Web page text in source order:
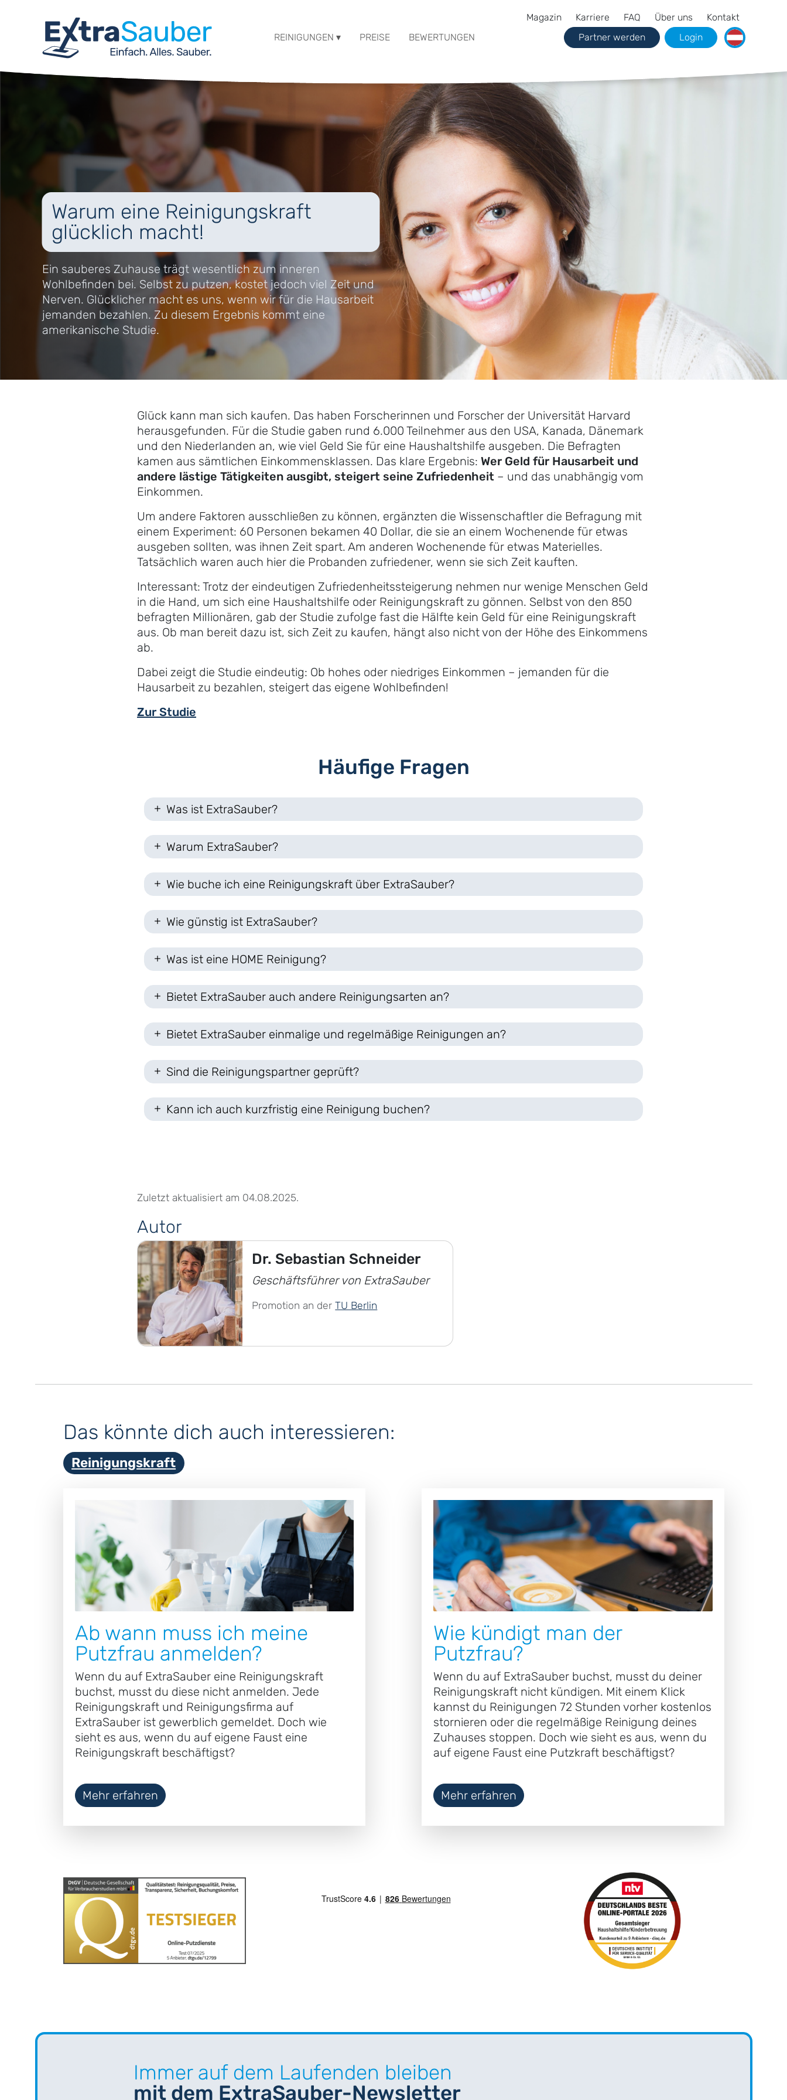
Magazin Karriere FAQ Über uns
Kontakt
REINIGUNGEN ▾
PREISE BEWERTUNGEN Partner werden Login
Warum eine Reinigungskraft
glücklich macht!
Ein sauberes Zuhause trägt wesentlich zum inneren
Wohlbefinden bei. Selbst zu putzen, kostet jedoch viel Zeit und
Nerven. Glücklicher macht es uns, wenn wir für die Hausarbeit
jemanden bezahlen. Zu diesem Ergebnis kommt eine
amerikanische Studie.
Glück kann man sich kaufen. Das haben Forscherinnen und Forscher der Universität Harvard
herausgefunden. Für die Studie gaben rund 6.000 Teilnehmer aus den USA, Kanada, Dänemark
und den Niederlanden an, wie viel Geld Sie für eine Haushaltshilfe ausgeben. Die Befragten
kamen aus sämtlichen Einkommensklassen. Das klare Ergebnis: Wer Geld für Hausarbeit und
andere lästige Tätigkeiten ausgibt, steigert seine Zufriedenheit – und das unabhängig vom
Einkommen.
Um andere Faktoren ausschließen zu können, ergänzten die Wissenschaftler die Befragung mit
einem Experiment: 60 Personen bekamen 40 Dollar, die sie an einem Wochenende für etwas
ausgeben sollten, was ihnen Zeit spart. Am anderen Wochenende für etwas Materielles.
Tatsächlich waren auch hier die Probanden zufriedener, wenn sie sich Zeit kauften.
Interessant: Trotz der eindeutigen Zufriedenheitssteigerung nehmen nur wenige Menschen Geld
in die Hand, um sich eine Haushaltshilfe oder Reinigungskraft zu gönnen. Selbst von den 850
befragten Millionären, gab der Studie zufolge fast die Hälfte kein Geld für eine Reinigungskraft
aus. Ob man bereit dazu ist, sich Zeit zu kaufen, hängt also nicht von der Höhe des Einkommens
ab.
Dabei zeigt die Studie eindeutig: Ob hohes oder niedriges Einkommen – jemanden für die
Hausarbeit zu bezahlen, steigert das eigene Wohlbefinden!
Zur Studie
Häufige Fragen
Was ist ExtraSauber?
Warum ExtraSauber?
Wie buche ich eine Reinigungskraft über ExtraSauber?
Wie günstig ist ExtraSauber?
Was ist eine HOME Reinigung?
Bietet ExtraSauber auch andere Reinigungsarten an?
Bietet ExtraSauber einmalige und regelmäßige Reinigungen an?
Sind die Reinigungspartner geprüft?
Kann ich auch kurzfristig eine Reinigung buchen?
Zuletzt aktualisiert am 04.08.2025.
Autor
Dr. Sebastian Schneider
Geschäftsführer von ExtraSauber
Promotion an derTU Berlin
Das könnte dich auch interessieren:
Reinigungskraft
Ab wann muss ich meine
Putzfrau anmelden?
Wenn du auf ExtraSauber eine Reinigungskraft
buchst, musst du diese nicht anmelden. Jede
Reinigungskraft und Reinigungsfirma auf
ExtraSauber ist gewerblich gemeldet. Doch wie
sieht es aus, wenn du auf eigene Faust eine
Reinigungskraft beschäftigst?
Mehr erfahren
Wie kündigt man der
Putzfrau?
Wenn du auf ExtraSauber buchst, musst du deiner
Reinigungskraft nicht kündigen. Mit einem Klick
kannst du Reinigungen 72 Stunden vorher kostenlos
stornieren oder die regelmäßige Reinigung deines
Zuhauses stoppen. Doch wie sieht es aus, wenn du
auf eigene Faust eine Putzkraft beschäftigst?
Mehr erfahren
Immer auf dem Laufenden bleiben
mit dem ExtraSauber-Newsletter